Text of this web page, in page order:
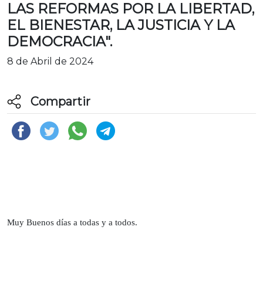
LAS REFORMAS POR LA LIBERTAD,
EL BIENESTAR, LA JUSTICIA Y LA
DEMOCRACIA".
8 de Abril de 2024
Compartir
Muy Buenos días a todas y a todos.